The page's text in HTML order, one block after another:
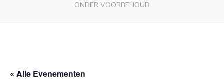
ONDER VOORBEHOUD
« Alle Evenementen